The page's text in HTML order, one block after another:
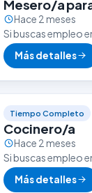
Mesero/a
Hace 2 meses
Si buscas empleo
puede ser una
que…
Más detalles
Tiempo Completo
Cocinero/a
Hace 2 meses
Si buscas empleo
excelente
Más detalles